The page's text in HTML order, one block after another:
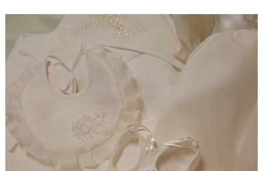
ュアと日傘
【ドレスリメイク】スカートとショールとコサージ
ュ
【ドレスリメイク】レースのベビードレスと1/4ミニ
チュアドレス
【ドレスリメイク】ラビットペアのドレス＆タキシ
【ドレスリメイク】セレモニーバッグ＆ポーチ